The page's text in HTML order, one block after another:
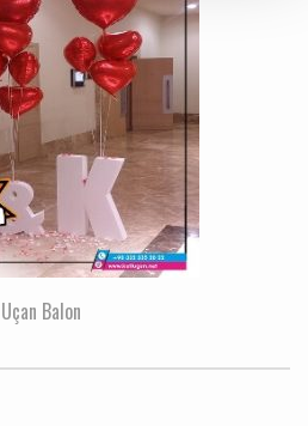
Uçan Balon